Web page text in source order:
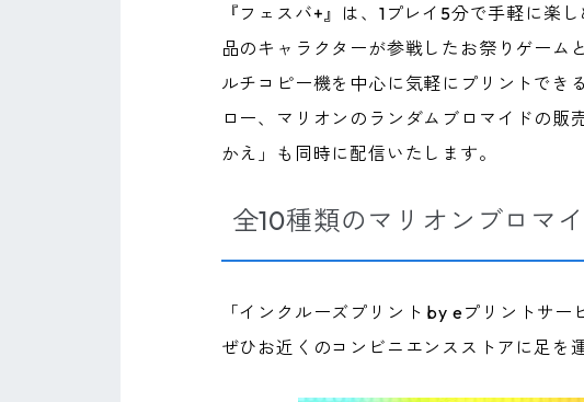
『フェスバ+』は、1プレイ5分で手軽に楽
品のキャラクターが参戦したお祭りゲー
ルチコピー機を中心に気軽にプリントでき
ロー、マリオンのランダムブロマイドの
かえ」も同時に配信いたします。
全10種類のマリオンブロマ
「インクルーズプリント by eプリントサ
ぜひお近くのコンビニエンスストアに足を